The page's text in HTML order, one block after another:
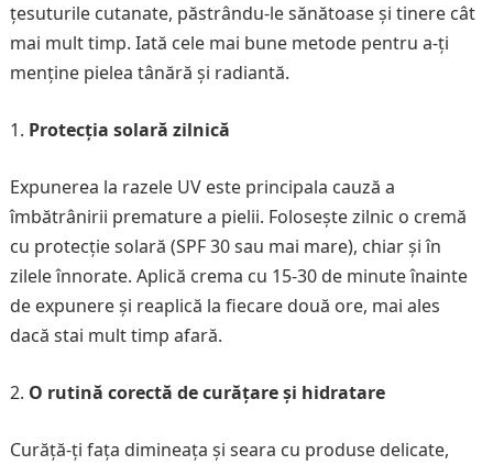
țesuturile cutanate, păstrându-le sănătoase și tinere cât
mai mult timp. Iată cele mai bune metode pentru a-ți
menține pielea tânără și radiantă.
Protecția solară zilnică
Expunerea la razele UV este principala cauză a
îmbătrânirii premature a pielii. Folosește zilnic o cremă
cu protecție solară (SPF 30 sau mai mare), chiar și în
zilele înnorate. Aplică crema cu 15-30 de minute înainte
de expunere și reaplică la fiecare două ore, mai ales
dacă stai mult timp afară.
O rutină corectă de curățare și hidratare
Curăță-ți fața dimineața și seara cu produse delicate,